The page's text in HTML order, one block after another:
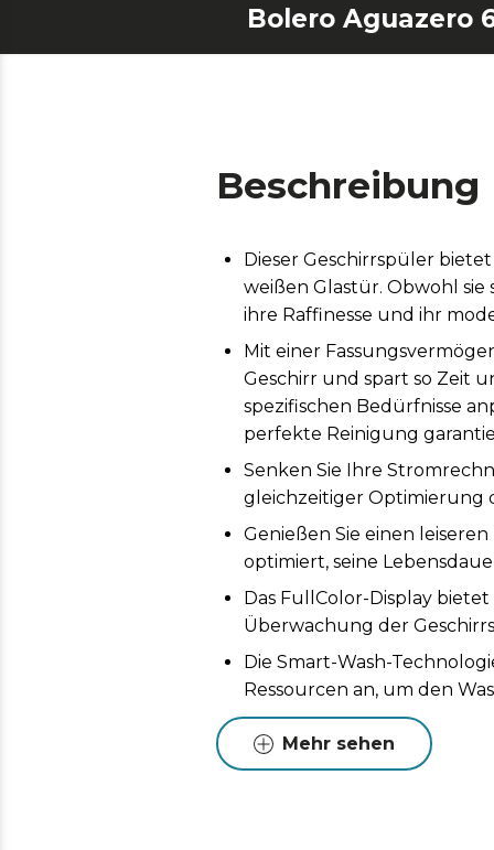
Beschreibung
Dieser Geschirrspüler
weißen Glastür. Obwohl
ihre Raffinesse und ihr
Mit einer
Geschirr und spart so Zeit
spezifischen Bedürfnisse
perfekte Reinigung
Senken Sie Ihre
gleichzeitiger Optimierung
Genießen Sie einen
optimiert, seine
Das FullColor-Display
Überwachung der
Die Smart-Wash-
Ressourcen an, um den
Waschvorgang zu
Mit der Long-Storage-
Mehr sehen